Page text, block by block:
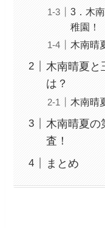
3．木
稚園！
木南晴
木南晴夏と
は？
木南晴
木南晴夏の
査！
まとめ